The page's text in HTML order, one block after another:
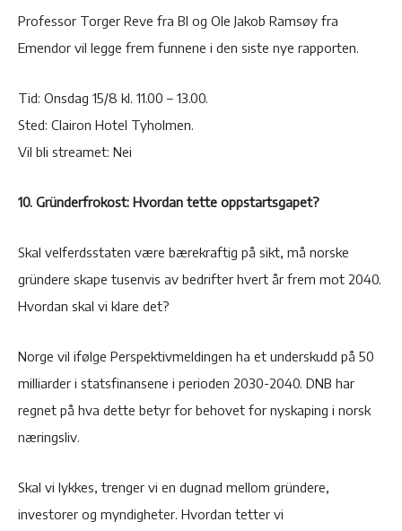
Professor Torger Reve fra BI og Ole Jakob Ramsøy fra
Emendor vil legge frem funnene i den siste nye rapporten.
Tid: Onsdag 15/8 kl. 11.00 – 13.00.
Sted: Clairon Hotel Tyholmen.
Vil bli streamet: Nei
10. Gründerfrokost: Hvordan tette oppstartsgapet?
Skal velferdsstaten være bærekraftig på sikt, må norske
gründere skape tusenvis av bedrifter hvert år frem mot 2040.
Hvordan skal vi klare det?
Norge vil ifølge Perspektivmeldingen ha et underskudd på 50
milliarder i statsfinansene i perioden 2030-2040. DNB har
regnet på hva dette betyr for behovet for nyskaping i norsk
næringsliv.
Skal vi lykkes, trenger vi en dugnad mellom gründere,
investorer og myndigheter. Hvordan tetter vi